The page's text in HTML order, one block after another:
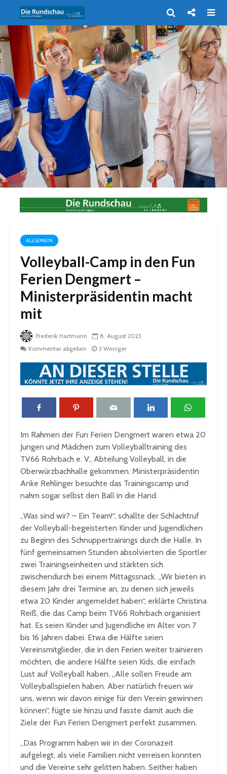
ALLGEMEIN
Volleyball-Camp in den Fun
Ferien Dengmert –
Ministerpräsidentin macht
mit
Frederik Hartmann
8. August 2023
Kommentar abgeben
3 Weniger
Im Rahmen der Fun Ferien Dengmert waren etwa 20
Jungen und Mädchen zum Volleyballtraining des
TV66 Rohrbach e. V., Abteilung Volleyball, in die
Oberwürzbachhalle gekommen. Ministerpräsidentin
Anke Rehlinger besuchte das Trainingscamp und
nahm sogar selbst den Ball in die Hand.
„Was sind wir? – Ein Team!“, schallte der Schlachtruf
der Volleyball-begeisterten Kinder und Jugendlichen
zu Beginn des Schnuppertrainings durch die Halle. In
fünf gemeinsamen Stunden absolvierten die Sportler
zwei Trainingseinheiten und stärkten sich
zwischendurch bei einem Mittagssnack. „Wir bieten in
diesem Jahr drei Termine an, zu denen sich jeweils
etwa 20 Kinder angemeldet haben“, erklärte Christina
Reiß, die das Camp beim TV66 Rohrbach organisiert
hat. Es seien Kinder und Jugendliche im Alter von 7
bis 16 Jahren dabei. Etwa die Hälfte seien
Vereinsmitglieder, die in den Ferien weiter trainieren
möchten, die andere Hälfte seien Kids, die einfach
Lust auf Volleyball haben. „Alle sollen Freude am
Volleyballspielen haben. Aber natürlich freuen wir
uns, wenn wir davon einige für den Verein gewinnen
können“, fügte sie hinzu und fasste damit auch die
Ziele der Fun Ferien Dengmert perfekt zusammen.
„Das Programm haben wir in der Coronazeit
aufgelegt, als viele Familien nicht verreisen konnten
und die Vereine sehr gelitten haben. Seither haben